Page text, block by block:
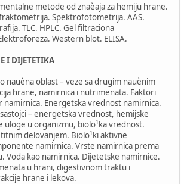
metode od znaèaja za hemiju hrane.
Spektrofotometrija. AAS.
TLC. HPLC. Gel filtraciona
Western blot. ELISA.
I DIJETETIKA
nauèna oblast – veze sa drugim nauènim
hrane, namirnica i nutrimenata. Faktori
namirnica. Energetska vrednost namirnica.
– energetska vrednost, hemijske
uloge u organizmu, biolo¹ka vrednost.
delovanjem. Biolo¹ki aktivne
namirnica. Vrste namirnica prema
Voda kao namirnica. Dijetetske namirnice.
u hrani, digestivnom traktu i
hrane i lekova.